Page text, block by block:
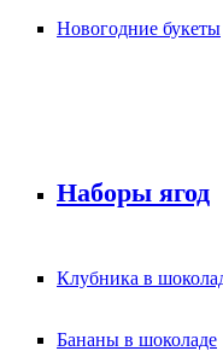
Новогодние букеты
Наборы ягод
Клубника в
Бананы в шоколаде